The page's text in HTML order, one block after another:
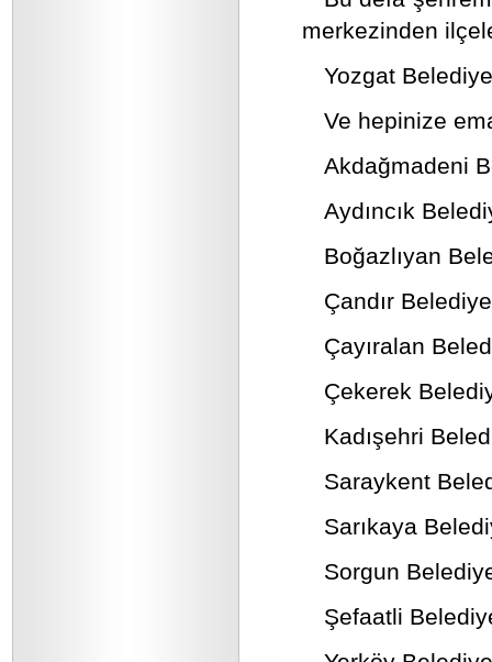
merkezinden
Yozgat
Ve hepinize
Akdağmadeni
Aydıncık
Boğazlıyan
Çandır
Çayıralan
Çekerek
Kadışehri
Saraykent
Sarıkaya
Sorgun
Şefaatli